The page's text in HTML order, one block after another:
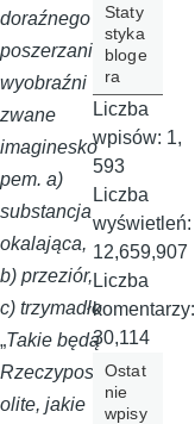
doraźnego
poszerzania
wyobraźni
zwane
imaginesko
pem. a)
substancja
okalająca,
b) przeziór,
c) trzymadło
„Takie będą
Rzeczyposp
olite, jakie
Staty
styka
bloge
ra
Liczba
wpisów: 1,
593
Liczba
wyświetleń:
12,659,907
Liczba
komentarzy:
30,114
Ostat
nie
wpisy